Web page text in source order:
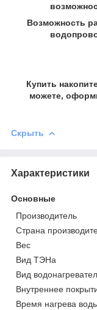
Возможность
Купить
можете,
Скрыть
Характеристики
Основные
Производитель
Страна
Вес
Вид ТЭНа
Вид
Внутреннее
Время нагрева